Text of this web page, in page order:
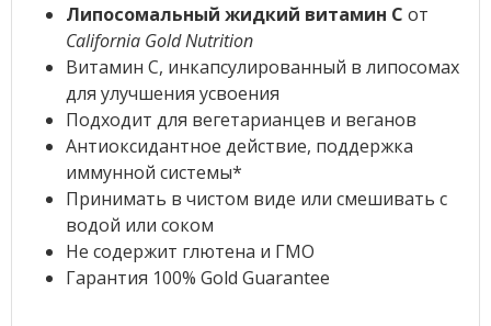
Липосомальный жидкий витамин C от
California Gold Nutrition
Витамин С, инкапсулированный в липосомах
для улучшения усвоения
Подходит для вегетарианцев и веганов
Антиоксидантное действие, поддержка
иммунной системы*
Принимать в чистом виде или смешивать с
водой или соком
Не содержит глютена и ГМО
Гарантия 100% Gold Guarantee